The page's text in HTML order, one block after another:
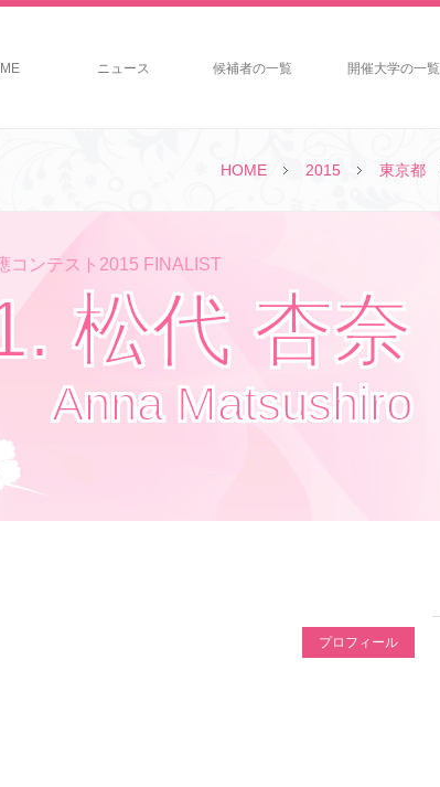
ニュース 候補者の一覧 開催大学の一覧
HOME 2015 東京都
コンテスト2015 FINALIST
松代 杏奈
Anna Matsushiro
プロフィール